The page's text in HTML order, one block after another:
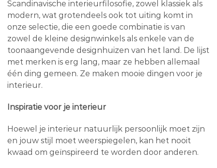
Scandinavische interieurfilosofie, zowel klassiek als
modern, wat grotendeels ook tot uiting komt in
onze selectie, die een goede combinatie is van
zowel de kleine designwinkels als enkele van de
toonaangevende designhuizen van het land. De lijst
met merken is erg lang, maar ze hebben allemaal
één ding gemeen. Ze maken mooie dingen voor je
interieur.
Inspiratie voor je interieur
Hoewel je interieur natuurlijk persoonlijk moet zijn
en jouw stijl moet weerspiegelen, kan het nooit
kwaad om geïnspireerd te worden door anderen.